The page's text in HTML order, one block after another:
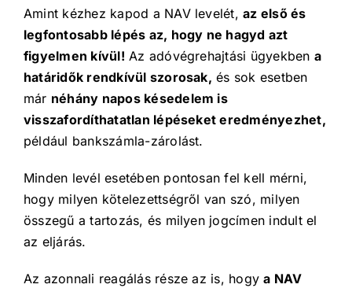
Amint kézhez kapod a NAV levelét,az első és
legfontosabb lépés az, hogy ne hagyd azt
figyelmen kívül! Az adóvégrehajtási ügyekben a
határidők rendkívül szorosak, és sok esetben
már néhány napos késedelem is
visszafordíthatatlan lépéseket eredményezhet,
például bankszámla-zárolást.
Minden levél esetében pontosan fel kell mérni,
hogy milyen kötelezettségről van szó, milyen
összegű a tartozás, és milyen jogcímen indult el
az eljárás.
Az azonnali reagálás része az is, hogya NAV